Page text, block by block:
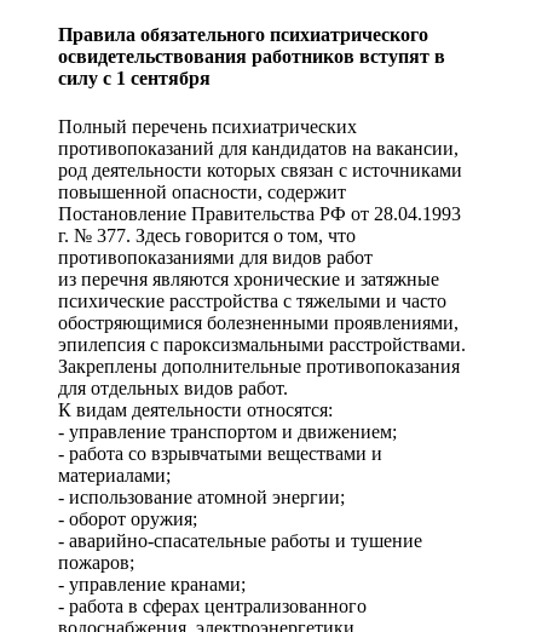
Правила обязательного психиатрического
освидетельствования работников вступят в
силу с 1 сентября
Полный перечень психиатрических
противопоказаний для кандидатов на вакансии,
род деятельности которых связан с источниками
повышенной опасности, содержит
Постановление Правительства РФ от 28.04.1993
г. № 377. Здесь говорится о том, что
противопоказаниями для видов работ
из перечня являются хронические и затяжные
психические расстройства с тяжелыми и часто
обостряющимися болезненными проявлениями,
эпилепсия с пароксизмальными расстройствами.
Закреплены дополнительные противопоказания
для отдельных видов работ.
К видам деятельности относятся:
- управление транспортом и движением;
- работа со взрывчатыми веществами и
материалами;
- использование атомной энергии;
- оборот оружия;
- аварийно-спасательные работы и тушение
пожаров;
- управление кранами;
- работа в сферах централизованного
водоснабжения, электроэнергетики,